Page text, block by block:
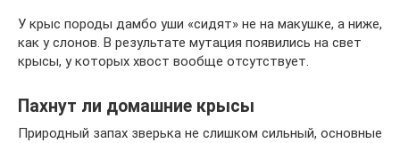
У крыс породы дамбо уши «сидят» не на макушке, а ниже,
как у слонов. В результате мутация появились на свет
крысы, у которых хвост вообще отсутствует.
Пахнут ли домашние крысы
Природный запах зверька не слишком сильный, основные